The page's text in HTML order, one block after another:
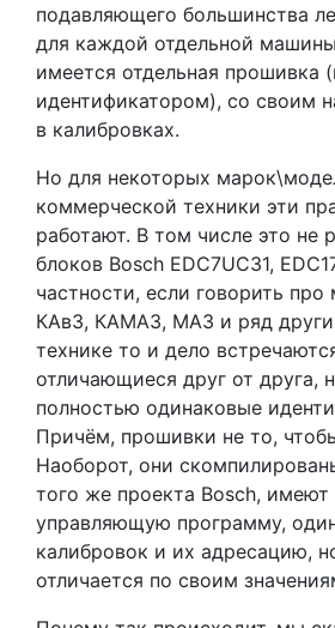
подавляющего большинства
для каждой отдельной
имеется отдельная прошивка
идентификатором), со своим
в калибровках.
Но для некоторых
коммерческой техники эти
работают. В том числе это не
блоков Bosch EDC7UC31,
частности, если говорить
КАвЗ, КАМАЗ, МАЗ и ряд
технике то и дело
отличающиеся друг от друга,
полностью одинаковые
Причём, прошивки не то,
Наоборот, они
того же проекта Bosch,
управляющую программу,
калибровок и их адресацию,
отличается по своим